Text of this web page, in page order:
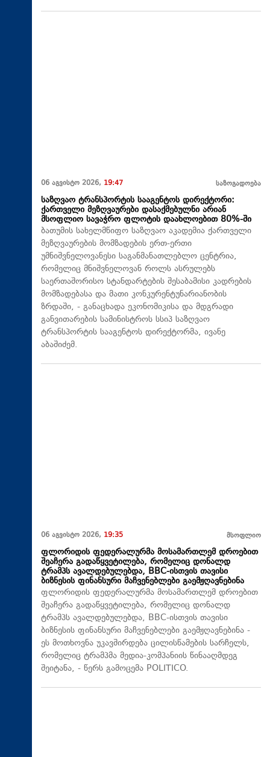
06 აგვისტო 2026, 19:47 საზოგადოება
საზღვაო ტრანსპორტის სააგენტოს დირექტორი:
ქართველი მეზღვაურები დასაქმებულნი არიან
მსოფლიო სავაჭრო ფლოტის დაახლოებით 80%-ში
ბათუმის სახელმწიფო საზღვაო აკადემია ქართველი
მეზღვაურების მომზადების ერთ-ერთი
უმნიშვნელოვანესი საგანმანათლებლო ცენტრია,
რომელიც მნიშვნელოვან როლს ასრულებს
საერთაშორისო სტანდარტების შესაბამისი კადრების
მომზადებასა და მათი კონკურენტუნარიანობის
ზრდაში, - განაცხადა ეკონომიკისა და მდგრადი
განვითარების სამინისტროს სსიპ საზღვაო
ტრანსპორტის სააგენტოს დირექტორმა, ივანე
აბაშიძემ.
06 აგვისტო 2026, 19:35 მსოფლიო
ფლორიდის ფედერალურმა მოსამართლემ დროებით
შეაჩერა გადაწყვეტილება, რომელიც დონალდ
ტრამპს ავალდებულებდა, BBC-ისთვის თავისი
ბიზნესის ფინანსური მაჩვენებლები გაემჟღავნებინა
ფლორიდის ფედერალურმა მოსამართლემ დროებით
შეაჩერა გადაწყვეტილება, რომელიც დონალდ
ტრამპს ავალდებულებდა, BBC-ისთვის თავისი
ბიზნესის ფინანსური მაჩვენებლები გაემჟღავნებინა -
ეს მოთხოვნა უკავშირდება ცილისწამების სარჩელს,
რომელიც ტრამპმა მედია-კომპანიის წინააღმდეგ
შეიტანა, - წერს გამოცემა POLITICO.